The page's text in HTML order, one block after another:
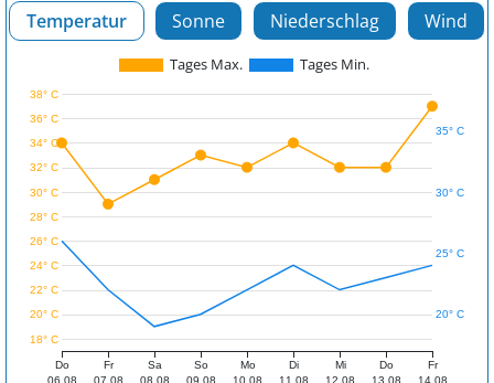
Temperatur Sonne Niederschlag Wind
Tages Max. Tages Min.
Do Fr Sa So Mo Di Mi Do Fr
18° C
20° C
22° C
24° C
26° C
28° C
30° C
32° C
34° C
36° C
38° C
20° C
25° C
30° C
35° C